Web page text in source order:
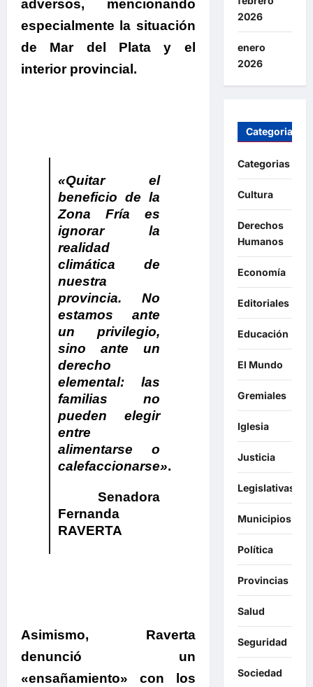
adversos, mencionando
especialmente la situación
de Mar del Plata y el
interior provincial.
«Quitar el
beneficio de la
Zona Fría es
ignorar la
realidad
climática de
nuestra
provincia. No
estamos ante
un privilegio,
sino ante un
derecho
elemental: las
familias no
pueden elegir
entre
alimentarse o
calefaccionarse».
Senadora
Fernanda
RAVERTA
Asimismo, Raverta
denunció un
«ensañamiento» con los
2026
enero
2026
Categorias
Categorias
Cultura
Derechos
Humanos
Economía
Editoriales
Educación
El Mundo
Gremiales
Iglesia
Justicia
Legislativas
Municipios
Política
Provincias
Salud
Seguridad
Sociedad